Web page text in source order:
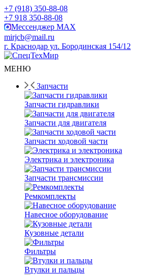
+7 (918) 350-88-08
+7 918 350-88-08
Мессенджер MAX
mirjcb@mail.ru
г. Краснодар ул. Бородинская 154/12
МЕНЮ
Запчасти
Запчасти гидравлики
Запчасти для двигателя
Запчасти ходовой части
Электрика и электроника
Запчасти трансмиссии
Ремкомплекты
Навесное оборудование
Кузовные детали
Фильтры
Втулки и пальцы